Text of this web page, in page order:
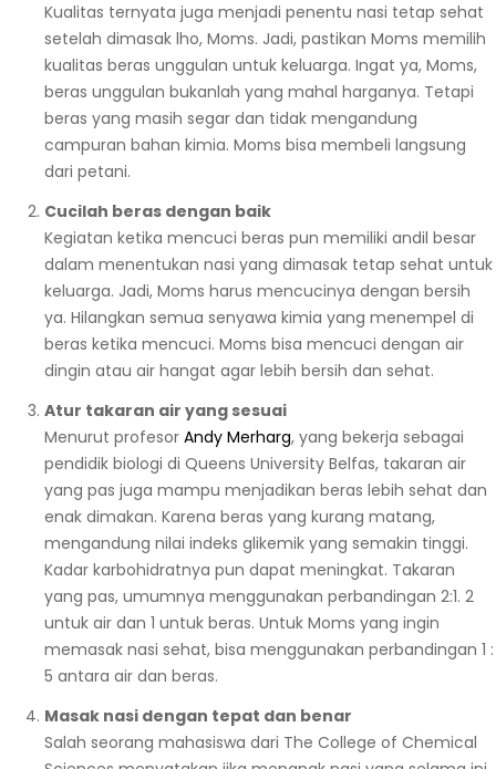
Kualitas ternyata juga menjadi penentu nasi tetap sehat
setelah dimasak lho, Moms. Jadi, pastikan Moms memilih
kualitas beras unggulan untuk keluarga. Ingat ya, Moms,
beras unggulan bukanlah yang mahal harganya. Tetapi
beras yang masih segar dan tidak mengandung
campuran bahan kimia. Moms bisa membeli langsung
dari petani.
Cucilah beras dengan baik
Kegiatan ketika mencuci beras pun memiliki andil besar
dalam menentukan nasi yang dimasak tetap sehat untuk
keluarga. Jadi, Moms harus mencucinya dengan bersih
ya. Hilangkan semua senyawa kimia yang menempel di
beras ketika mencuci. Moms bisa mencuci dengan air
dingin atau air hangat agar lebih bersih dan sehat.
Atur takaran air yang sesuai
Menurut profesor Andy Merharg, yang bekerja sebagai
pendidik biologi di Queens University Belfas, takaran air
yang pas juga mampu menjadikan beras lebih sehat dan
enak dimakan. Karena beras yang kurang matang,
mengandung nilai indeks glikemik yang semakin tinggi.
Kadar karbohidratnya pun dapat meningkat. Takaran
yang pas, umumnya menggunakan perbandingan 2:1. 2
untuk air dan 1 untuk beras. Untuk Moms yang ingin
memasak nasi sehat, bisa menggunakan perbandingan 1 :
5 antara air dan beras.
Masak nasi dengan tepat dan benar
Salah seorang mahasiswa dari The College of Chemical